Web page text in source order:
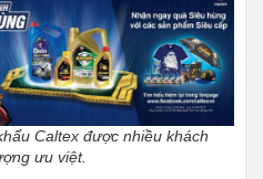
Caltex được nhiều khách
ưu việt.